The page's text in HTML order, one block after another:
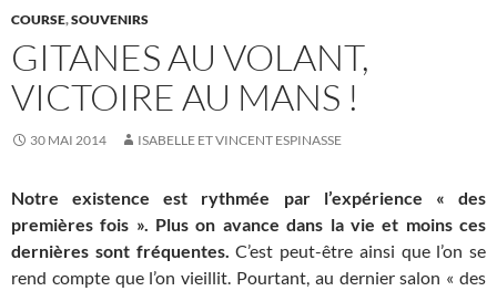
COURSE,SOUVENIRS
GITANES AU VOLANT,
VICTOIRE AU MANS !
30 MAI 2014 ISABELLE ET VINCENT ESPINASSE
Notre existence est rythmée par l’expérience « des
premières fois ». Plus on avance dans la vie et moins ces
dernières sont fréquentes. C’est peut-être ainsi que l’on se
rend compte que l’on vieillit. Pourtant, au dernier salon « des